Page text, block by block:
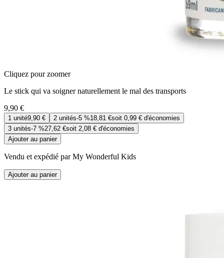
Cliquez pour zoomer
Le stick qui va soigner naturellement le mal des transports
9,90 €
1 unité9,90 € 2 unités-5 %18,81 €soit 0,99 € d'économies
3 unités-7 %27,62 €soit 2,08 € d'économies
Ajouter au panier
Vendu et expédié par My Wonderful Kids
Ajouter au panier